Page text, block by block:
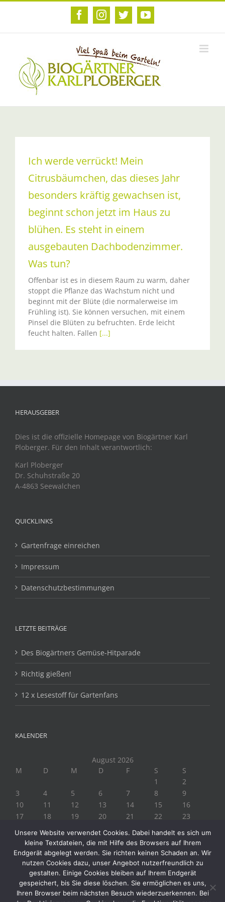
Zum
FacebookInstagram
TwitterYouTube
Ich werde verrückt! Mein
Citrusbäumchen, das dieses Jahr
besonders kräftig gewachsen ist,
beginnt schon jetzt im Haus zu
blühen. Es steht in einem
ausgebauten Dachbodenzimmer.
Was tun?
Offenbar ist es in diesem Raum zu warm, daher
stoppt die Pflanze das Wachstum nicht und
beginnt mit der Blüte (die normalerweise im
Frühling ist). Sie können versuchen, mit einem
Pinsel die Blüten zu befruchten. Erde leicht
feucht halten. Fallen [...]
HERAUSGEBER
Dies ist die offizielle Homepage von Biogärtner Karl
Ploberger. Für den Inhalt verantwortlich:
Karl Ploberger
Dr. Schuhstraße 20
A-4863 Seewalchen
QUICKLINKS
Gartenfrage einreichen
Impressum
Datenschutzbestimmungen
LETZTE BEITRÄGE
Des Biogärtners Gemüse-Hitparade
Richtig gießen!
12 x Lesestoff für Gartenfans
KALENDER
August 2026
M
D M D F S
S
1
2
3
4 5 6 7 8
9
10
11 12 13 14 15
16
17
18 19 20 21 22
23
24
25 27 28
« Juli
Unsere Website verwendet Cookies. Dabei handelt es sich um
kleine Textdateien, die mit Hilfe des Browsers auf Ihrem
Endgerät abgelegt werden. Sie richten keinen Schaden an. Wir
nutzen Cookies dazu, unser Angebot nutzerfreundlich zu
gestalten. Einige Cookies bleiben auf Ihrem Endgerät
gespeichert, bis Sie diese löschen. Sie ermöglichen es uns,
Ihren Browser beim nächsten Besuch wiederzuerkennen. Bei